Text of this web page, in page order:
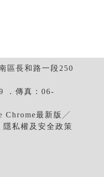
區長和路一段250
．傳真：06-
Chrome最新版╱
私權及安全政策